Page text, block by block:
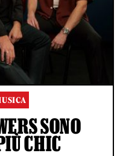
SONO
CHIC